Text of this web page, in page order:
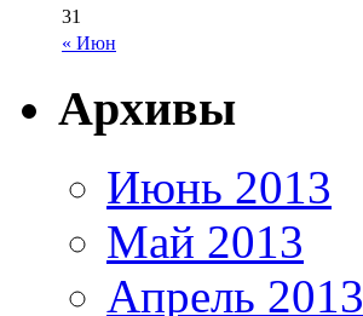
« Июн
31
Архивы
Июнь 2013
Май 2013
Апрель 2013